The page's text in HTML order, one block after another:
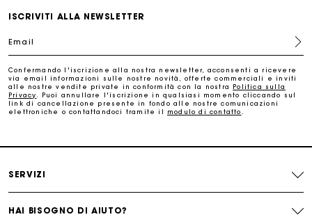
Paga in 3 rate senza commissioni
Traccia il mio ordine
perfetto
ISCRIVITI ALLA NEWSLETTER
Email
Confermando l'iscrizione alla nostra newsletter, acconsenti a ricevere
via email informazioni sulle nostre novità, offerte commerciali e inviti
alle nostre vendite private in conformità con la nostra Politica sulla
Privacy
. Puoi annullare l'iscrizione in qualsiasi momento cliccando sul
link di cancellazione presente in fondo alle nostre comunicazioni
elettroniche o contattandoci tramite il modulo di contatto
SERVIZI
HAI BISOGNO DI AIUTO?